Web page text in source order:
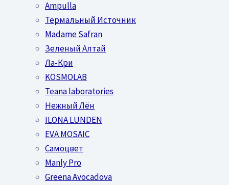
Ampulla
Термальный Источник
Madame Safran
Зеленый Алтай
Ла-Кри
KOSMOLAB
Teana laboratories
Нежный Лён
ILONA LUNDEN
EVA MOSAIC
Самоцвет
Manly Pro
Greena Avocadova